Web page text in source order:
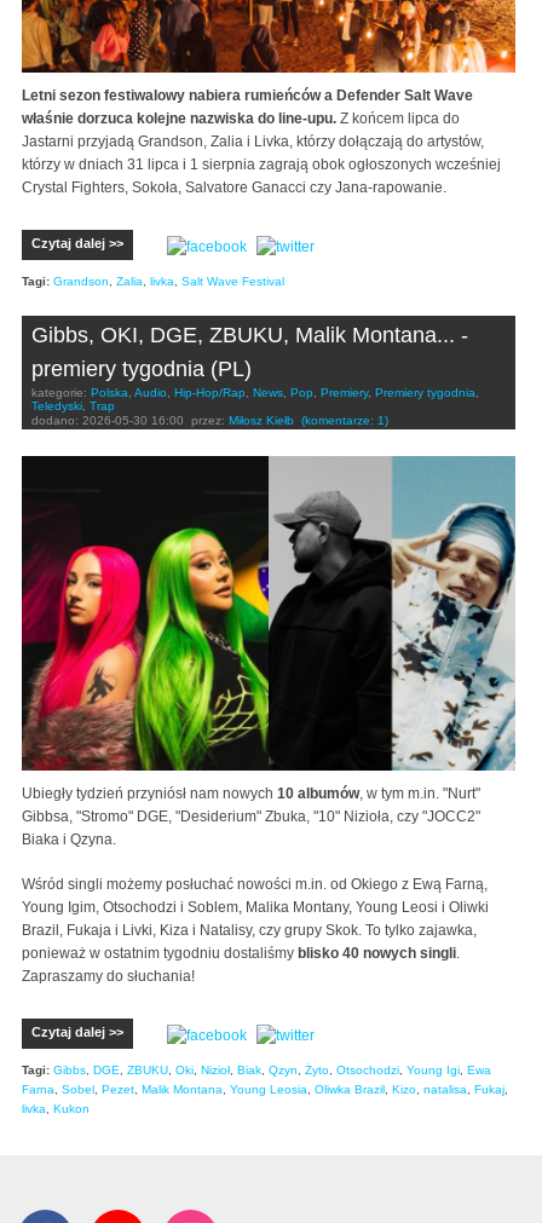
Letni sezon festiwalowy nabiera rumieńców a Defender Salt Wave
właśnie dorzuca kolejne nazwiska do line-upu. Z końcem lipca do
Jastarni przyjadą Grandson, Zalia i Livka, którzy dołączają do artystów,
którzy w dniach 31 lipca i 1 sierpnia zagrają obok ogłoszonych wcześniej
Crystal Fighters, Sokoła, Salvatore Ganacci czy Jana-rapowanie.
Czytaj dalej >>
Tagi: Grandson Zalia livka Salt Wave Festival
Gibbs, OKI, DGE, ZBUKU, Malik Montana... -
premiery tygodnia (PL)
kategorie: Polska Audio Hip-Hop/Rap News Pop Premiery, Premiery tygodnia
Teledyski Trap
dodano: 2026-05-30 16:00 przez: Miłosz Kiełb (komentarze: 1)
Ubiegły tydzień przyniósł nam nowych 10 albumów, w tym m.in. "Nurt"
Gibbsa, "Stromo" DGE, "Desiderium" Zbuka, "10" Nizioła, czy "JOCC2"
Biaka i Qzyna.
Wśród singli możemy posłuchać nowości m.in. od Okiego z Ewą Farną,
Young Igim, Otsochodzi i Soblem, Malika Montany, Young Leosi i Oliwki
Brazil, Fukaja i Livki, Kiza i Natalisy, czy grupy Skok. To tylko zajawka,
ponieważ w ostatnim tygodniu dostaliśmy blisko 40 nowych singli
Zapraszamy do słuchania!
Czytaj dalej >>
Tagi: Gibbs DGE ZBUKU Oki Nizioł, Biak Qzyn Żyto Otsochodzi Young Igi Ewa
Farna
Sobel Pezet Malik Montana Young Leosia Oliwka Brazil Kizo natalisa Fukaj
livka
Kukon